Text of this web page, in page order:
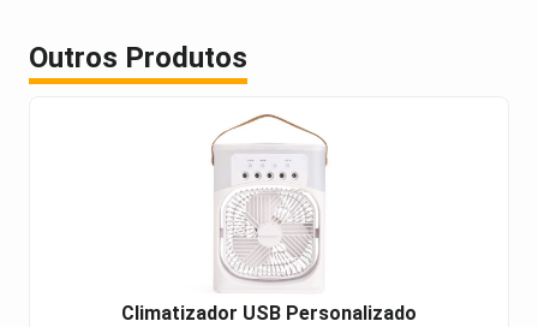
Outros Produtos
Climatizador USB Personalizado